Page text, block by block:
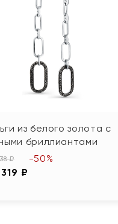
из белого золота с
бриллиантами
₽
₽
-50%